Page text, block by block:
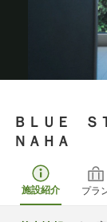
ＢＬＵＥ Ｓ
ＮＡＨＡ
施設紹介 プラ